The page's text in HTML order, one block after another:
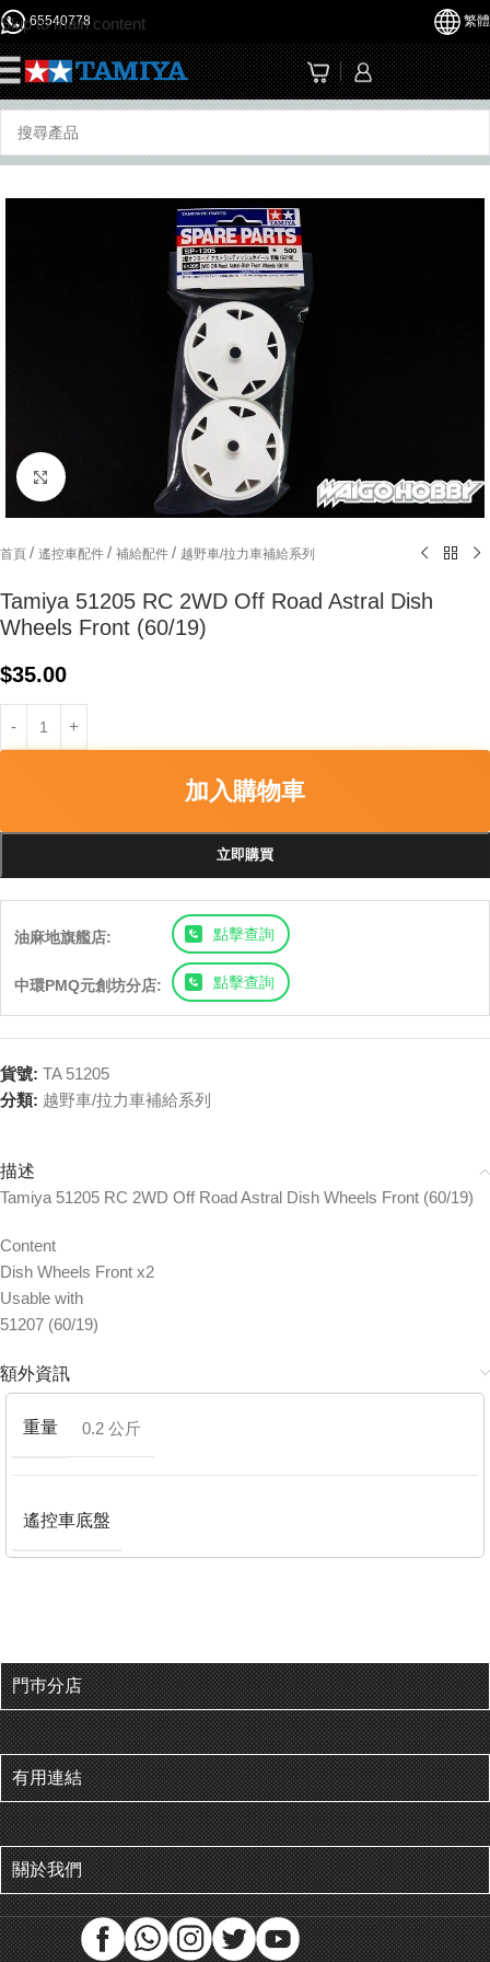
Skip to main content
65540778 繁體
Click to enlarge
首頁 / 遙控車配件 / 補給配件 / 越野車/拉力車補給系列
Tamiya 51205 RC 2WD Off Road Astral Dish
Wheels Front (60/19)
$35.00
加入購物車
立即購買
油麻地旗艦店: 點擊查詢
中環PMQ元創坊分店: 點擊查詢
貨號: TA 51205
分類: 越野車/拉力車補給系列
描述
Tamiya 51205 RC 2WD Off Road Astral Dish Wheels Front (60/19)
Content
Dish Wheels Front x2
Usable with
51207 (60/19)
額外資訊
重量 0.2 公斤
遙控車底盤
門巿分店
有用連結
關於我們